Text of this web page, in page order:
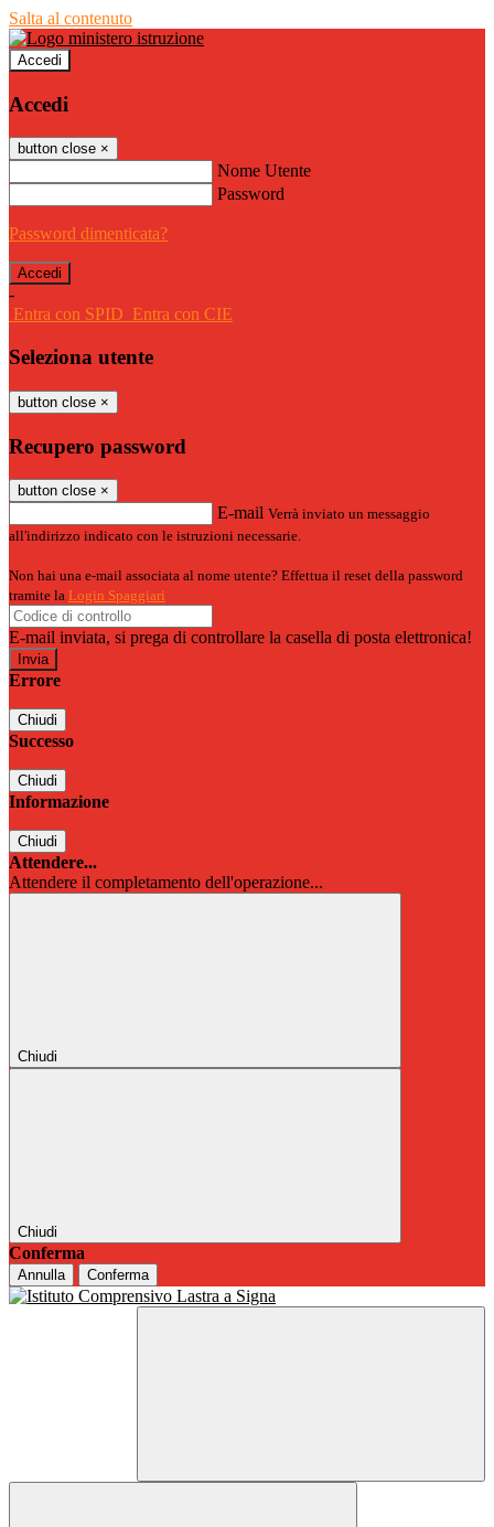
Salta al contenuto
Accedi
Accedi
button close ×
Nome Utente
Password
Password dimenticata?
-
Entra con SPID Entra con CIE
Seleziona utente
button close ×
Recupero password
button close ×
E-mail Verrà inviato un messaggio
all'indirizzo indicato con le istruzioni necessarie.
Non hai una e-mail associata al nome utente? Effettua il reset della password
tramite la Login Spaggiari
E-mail inviata, si prega di controllare la casella di posta elettronica!
Errore
Chiudi
Successo
Chiudi
Informazione
Chiudi
Attendere...
Attendere il completamento dell'operazione...
Chiudi
Chiudi
Conferma
Annulla Conferma